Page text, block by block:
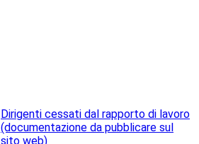
Dirigenti cessati dal rapporto di lavoro
(documentazione da pubblicare sul
sito web)